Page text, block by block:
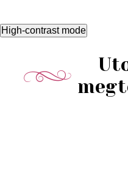
High-contrast mode